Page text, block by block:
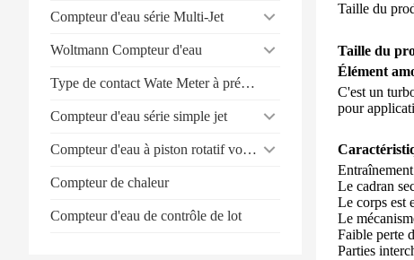
Compteur d'eau série Multi-Jet
Woltmann Compteur d'eau
Type de contact Wate Meter à prépaiement
Compteur d'eau série simple jet
Compteur d'eau à piston rotatif volumétrique
Compteur de chaleur
Compteur d'eau de contrôle de lot
Taille du
Taille du
Élément
C'est un
pour
Le cadran
Le corps est
Le
Faible perte
Parties